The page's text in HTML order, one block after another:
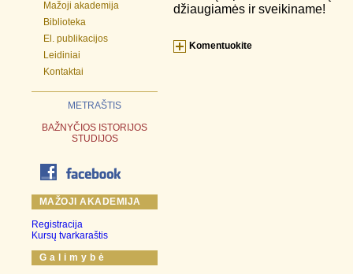
Mažoji akademija
Biblioteka
El. publikacijos
Leidiniai
Kontaktai
METRAŠTIS
BAŽNYČIOS ISTORIJOS
STUDIJOS
MAŽOJI AKADEMIJA
Registracija
Kursų tvarkaraštis
G a l i m y b ė
džiaugiamės ir sveikiname!
Komentuokite